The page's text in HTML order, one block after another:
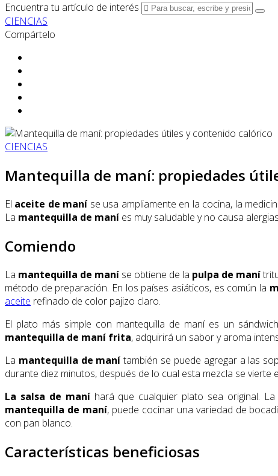
Encuentra tu artículo de interés
CIENCIAS
Compártelo
CIENCIAS
Mantequilla de maní: propiedades
El aceite de maní se usa ampliamente en la cocina, la
La mantequilla de maní es muy saludable y no causa
Comiendo
La mantequilla de maní se obtiene de la pulpa de maní
método de preparación. En los países asiáticos, es común la
aceite refinado de color pajizo claro.
El plato más simple con mantequilla de maní es un
mantequilla de maní frita, adquirirá un sabor y aroma
La mantequilla de manítambién se puede agregar a las
durante diez minutos, después de lo cual esta mezcla se
La salsa de maníhará que cualquier plato sea original.
mantequilla de maní, puede cocinar una variedad de
con pan blanco.
Características beneficiosas